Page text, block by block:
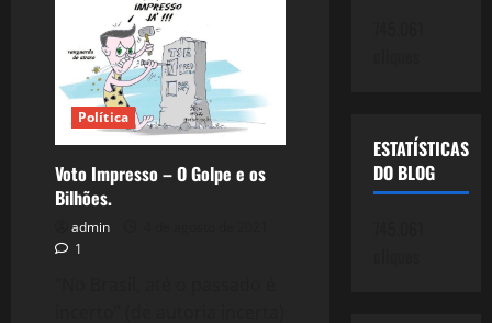
Posse
de
Alexandre
de
Moraes,
ou
Quando
o
Golpe
Subiu
Telhado!
Política
Voto Impresso – O Golpe e os
Bilhões.
admin
1
ESTATÍSTICAS
DO BLOG